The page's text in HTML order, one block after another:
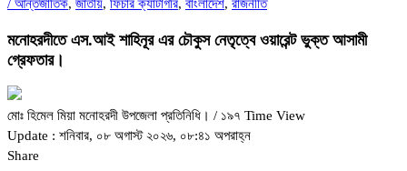
/ আন্তর্জাতিক, জাতীয়, ফিচার ক্যাটাগরি, বাংলাদেশ, রাজনীতি
মনোহরদীতে এস.আই শাহিনূর এর চৌকুস নেতৃত্বে ওয়ারেন্ট ভুক্ত আসামী
গ্রেফতার।
মোঃ হিমেল মিয়া মনোহরদী উপজেলা প্রতিনিধি। / ১৯৭ Time View
Update : শনিবার, ০৮ অগাস্ট ২০২৬, ০৮:৪১ অপরাহ্ন
Share